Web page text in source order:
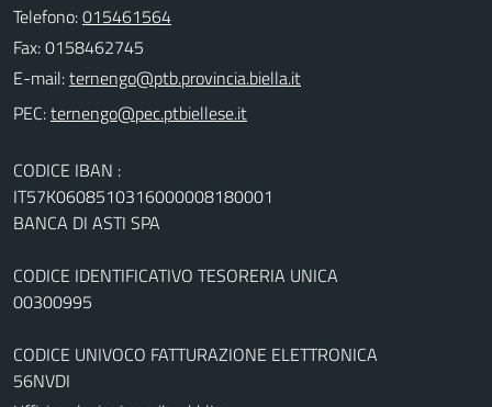
Telefono:015461564
Fax: 0158462745
E-mail:
PEC:
CODICE IBAN :
IT57K0608510316000008180001
BANCA DI ASTI SPA
CODICE IDENTIFICATIVO TESORERIA UNICA
00300995
CODICE UNIVOCO FATTURAZIONE ELETTRONICA
56NVDI